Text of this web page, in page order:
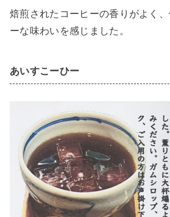
焙煎されたコーヒーの香りがよく
ーな味わいを感じました。
あいすこーひー